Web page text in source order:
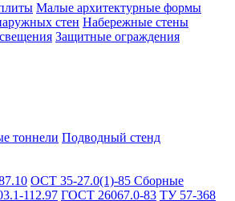
Малые архитектурные формы
стен Набережные стены
Защитные ограждения
тоннели Подводный стенд
ОСТ 35-27.0(1)-85 Сборные
112.97 ГОСТ 26067.0-83 ТУ 57-368